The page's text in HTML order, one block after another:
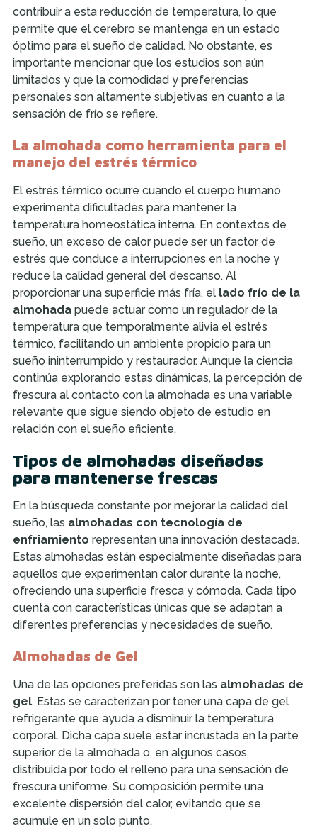
contribuir a esta reducción de temperatura, lo que
permite que el cerebro se mantenga en un estado
óptimo para el sueño de calidad. No obstante, es
importante mencionar que los estudios son aún
limitados y que la comodidad y preferencias
personales son altamente subjetivas en cuanto a la
sensación de frío se refiere.
La almohada como herramienta para el
manejo del estrés térmico
El estrés térmico ocurre cuando el cuerpo humano
experimenta dificultades para mantener la
temperatura homeostática interna. En contextos de
sueño, un exceso de calor puede ser un factor de
estrés que conduce a interrupciones en la noche y
reduce la calidad general del descanso. Al
proporcionar una superficie más fría, el lado frío de la
almohada puede actuar como un regulador de la
temperatura que temporalmente alivia el estrés
térmico, facilitando un ambiente propicio para un
sueño ininterrumpido y restaurador. Aunque la ciencia
continúa explorando estas dinámicas, la percepción de
frescura al contacto con la almohada es una variable
relevante que sigue siendo objeto de estudio en
relación con el sueño eficiente.
Tipos de almohadas diseñadas
para mantenerse frescas
En la búsqueda constante por mejorar la calidad del
sueño, las almohadas con tecnología de
enfriamiento representan una innovación destacada.
Estas almohadas están especialmente diseñadas para
aquellos que experimentan calor durante la noche,
ofreciendo una superficie fresca y cómoda. Cada tipo
cuenta con características únicas que se adaptan a
diferentes preferencias y necesidades de sueño.
Almohadas de Gel
Una de las opciones preferidas son las almohadas de
gel. Estas se caracterizan por tener una capa de gel
refrigerante que ayuda a disminuir la temperatura
corporal. Dicha capa suele estar incrustada en la parte
superior de la almohada o, en algunos casos,
distribuida por todo el relleno para una sensación de
frescura uniforme. Su composición permite una
excelente dispersión del calor, evitando que se
acumule en un solo punto.